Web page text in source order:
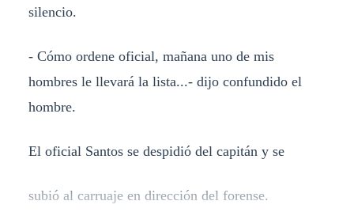
silencio.
- Cómo ordene oficial, mañana uno de mis
hombres le llevará la lista...- dijo confundido el
hombre.
El oficial Santos se despidió del capitán y se
subió al carruaje en dirección del forense.